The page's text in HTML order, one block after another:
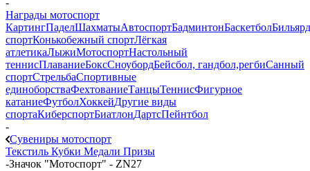
Награды мотоспорт
КартингПаделШахматыАвтоспортБадминтонБаскетболБильярд
спортКонькобежный спортЛёгкая
атлетикаЛыжиМотоспортНастольный
теннисПлаваниеБоксСноубордБейсбол, гандбол,регбиСанный
спортСтрельбаСпортивные
единоборстваФехтованиеТанцыТеннисФигурное
катаниеФутболХоккейДругие виды
спортаКиберспортБиатлонДартсПейнтбол
-
Сувениры мотоспорт
Текстиль Кубки Медали Призы
-Значок "Мотоспорт" - ZN27